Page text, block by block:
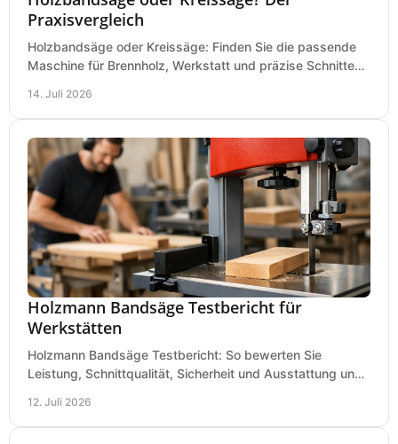
Praxisvergleich
Holzbandsäge oder Kreissäge: Finden Sie die passende
Maschine für Brennholz, Werkstatt und präzise Schnitte
14. Juli 2026
Holzmann Bandsäge Testbericht für
Werkstätten
Holzmann Bandsäge Testbericht: So bewerten Sie
Leistung, Schnittqualität, Sicherheit und Ausstattung und
12. Juli 2026